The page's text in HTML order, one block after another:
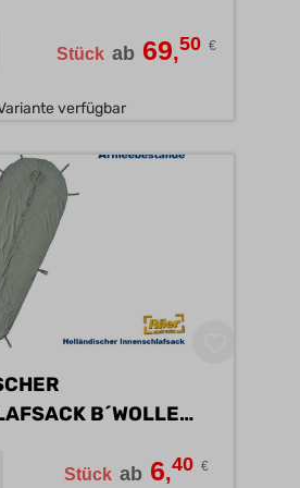
Stück ab 69,50 €
verfügbar
B´WOLLE
Stück ab 6,40 €